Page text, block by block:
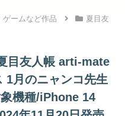
ゲームなど作品
夏目友
目友人帳 arti-mate
1月のニャンコ先生
機種/iPhone 14